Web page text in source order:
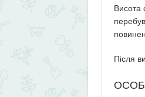
Висота
Після